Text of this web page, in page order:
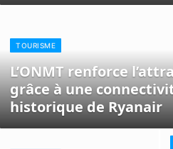
TOURISME
L’ONMT renforce
grâce à une
historique de Ryanair